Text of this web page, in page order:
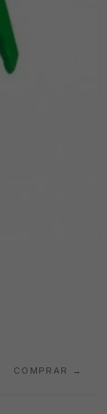
COMPRAR